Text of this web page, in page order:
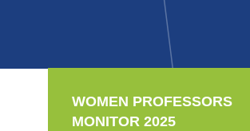
WOMEN PROFESSORS
MONITOR 2025